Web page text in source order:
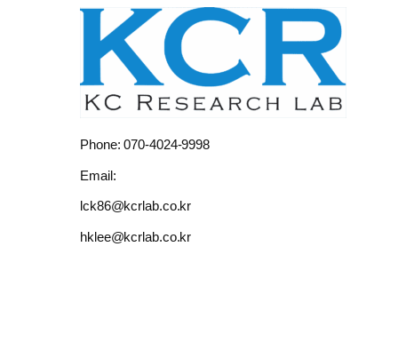
Phone: 070-4024-9998
Email:
lck86@kcrlab.co.kr
hklee@kcrlab.co.kr